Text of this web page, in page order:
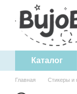
Перейти к
Каталог
Главная Стикеры и